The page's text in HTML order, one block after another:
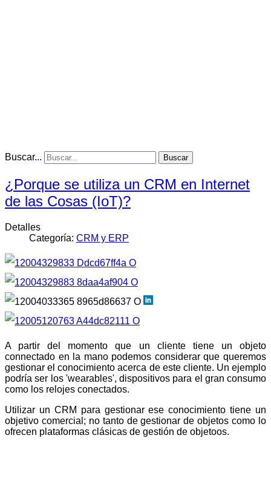
Buscar... Buscar
¿Porque se utiliza un CRM en Internet
de las Cosas (IoT)?
Detalles
Categoría: CRM y ERP
A partir del momento que un cliente tiene un objeto
connectado en la mano podemos considerar que queremos
gestionar el conocimiento acerca de este cliente. Un ejemplo
podría ser los 'wearables', dispositivos para el gran consumo
como los relojes conectados.
Utilizar un CRM para gestionar ese conocimiento tiene un
objetivo comercial; no tanto de gestionar de objetos como lo
ofrecen plataformas clásicas de gestión de objetoos.